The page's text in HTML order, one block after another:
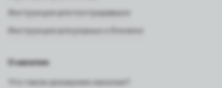
Инструкция для пострадавших
Инструкция для родных и близких
О насилии
Что такое домашнее насилие?